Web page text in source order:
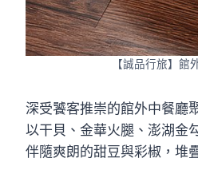
【誠品行旅】館
深受饕客推崇的館外中餐廳
以干貝、金華火腿、澎湖金
伴隨爽朗的甜豆與彩椒，堆